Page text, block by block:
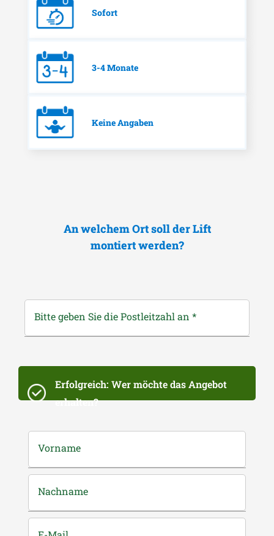
Sofort
3-4 Monate
Keine Angaben
An welchem Ort soll der Lift
montiert werden?
Bitte geben Sie die Postleitzahl an *
Erfolgreich: Wer möchte das Angebot
erhalten?
Vorname
Nachname